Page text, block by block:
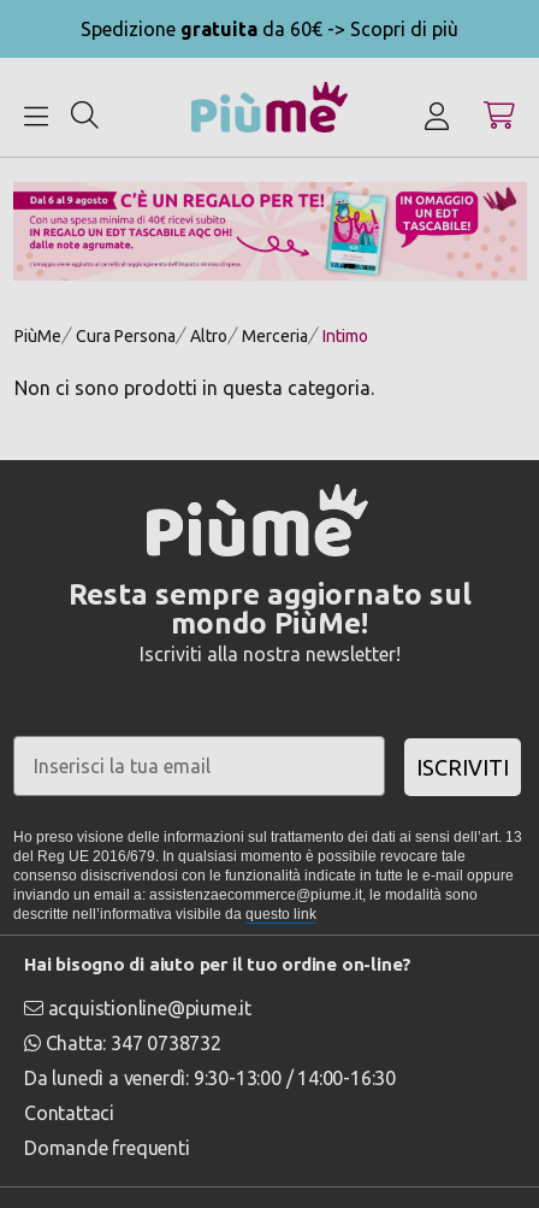
Spedizione gratuita da 60€ -> Scopri di più
PiùMe Cura Persona Altro Merceria Intimo
Non ci sono prodotti in questa categoria.
Resta sempre aggiornato sul
mondo PiùMe!
Iscriviti alla nostra newsletter!
ISCRIVITI
Ho preso visione delle informazioni sul trattamento dei dati ai sensi dell’art. 13
del Reg UE 2016/679. In qualsiasi momento è possibile revocare tale
consenso disiscrivendosi con le funzionalità indicate in tutte le e-mail oppure
inviando un email a: assistenzaecommerce@piume.it, le modalità sono
descritte nell’informativa visibile da questo link
Hai bisogno di aiuto per il tuo ordine on-line?
acquistionline@piume.it
Chatta: 347 0738732
Da lunedì a venerdì: 9:30-13:00 / 14:00-16:30
Contattaci
Domande frequenti